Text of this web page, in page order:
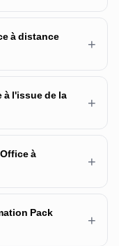
à distance
+
l'issue de la
+
à
+
Pack
+